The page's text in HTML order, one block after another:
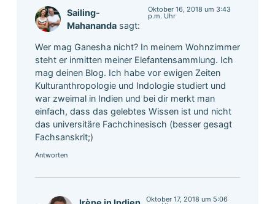
Sailing-
Mahananda sagt:
Oktober 16, 2018 um 3:43
p.m. Uhr
Wer mag Ganesha nicht? In meinem Wohnzimmer
steht er inmitten meiner Elefantensammlung. Ich
mag deinen Blog. Ich habe vor ewigen Zeiten
Kulturanthropologie und Indologie studiert und
war zweimal in Indien und bei dir merkt man
einfach, dass das gelebtes Wissen ist und nicht
das universitäre Fachchinesisch (besser gesagt
Fachsanskrit;)
Antworten
Oktober 17, 2018 um 5:06